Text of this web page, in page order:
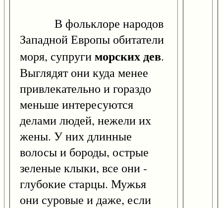
В фольклоре народов
Западной Европы обитатели
моря, супругиморских дев.
Выглядят они куда менее
привлекательно и гораздо
меньше интересуются
делами людей, нежели их
жены. У них длинные
волосы и бороды, острые
зеленые клыки, все они -
глубокие старцы. Мужья
они суровые и даже, если